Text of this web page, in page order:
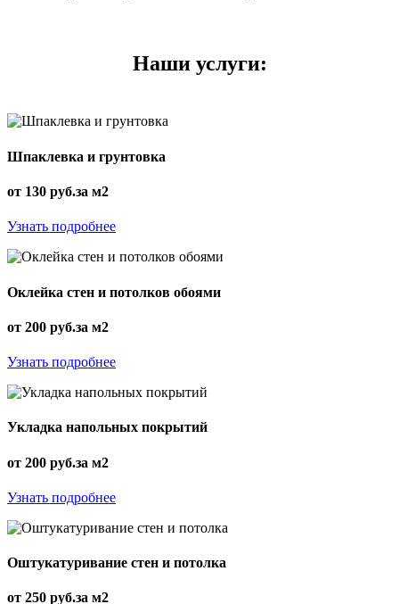
Наши услуги:
Шпаклевка и грунтовка
от 130 руб.за м2
Узнать подробнее
Оклейка стен и потолков обоями
от 200 руб.за м2
Узнать подробнее
Укладка напольных покрытий
от 200 руб.за м2
Узнать подробнее
Оштукатуривание стен и потолка
от 250 руб.за м2